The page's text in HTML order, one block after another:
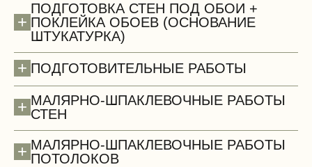
Сантехнические работы (демонтаж)
+
ПОДГОТОВКА СТЕН ПОД ОБОИ +
ПОКЛЕЙКА ОБОЕВ (ОСНОВАНИЕ
ШТУКАТУРКА)
+ ПОДГОТОВИТЕЛЬНЫЕ РАБОТЫ
+ МАЛЯРНО-ШПАКЛЕВОЧНЫЕ РАБОТЫ
СТЕН
+ МАЛЯРНО-ШПАКЛЕВОЧНЫЕ РАБОТЫ
ПОТОЛОКОВ